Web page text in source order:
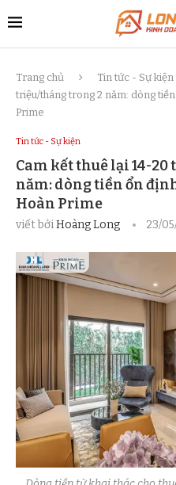
Trang chủ Tin tức - Sự kiện
triệu/tháng trong 2 năm: dòng
Prime
Tin tức - Sự kiện
Cam kết thuê lại 14-
năm: dòng tiền ổn
Hoàn Prime
viết bởiHoàng Long 23/